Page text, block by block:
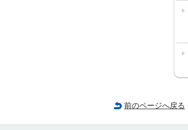
前のページへ戻る